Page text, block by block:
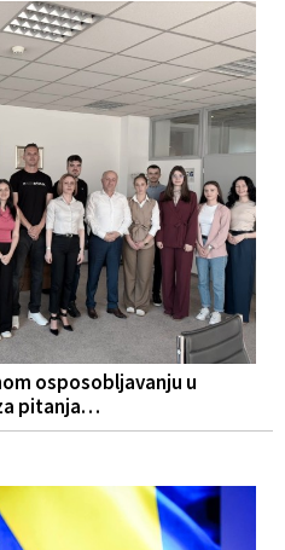
osposobljavanju u
pitanja…